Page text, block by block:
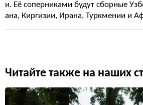
и. Её соперниками будут сборные
ана, Киргизии, Ирана, Туркмении и
Читайте также на наших